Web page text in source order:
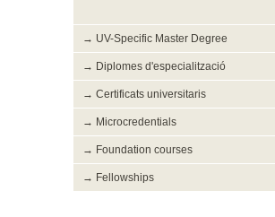
→ UV-Specific Master Degree
→ Diplomes d'especialització
→ Certificats universitaris
→ Microcredentials
→ Foundation courses
→ Fellowships